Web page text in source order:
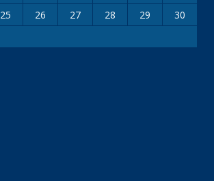
25 26 27 28 29
30